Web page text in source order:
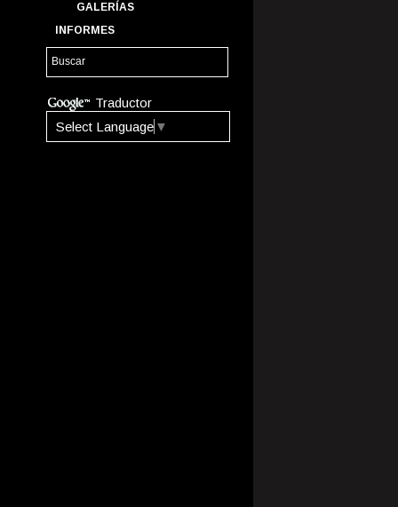
GALERÍAS
INFORMES
Traductor
Select Language ▼